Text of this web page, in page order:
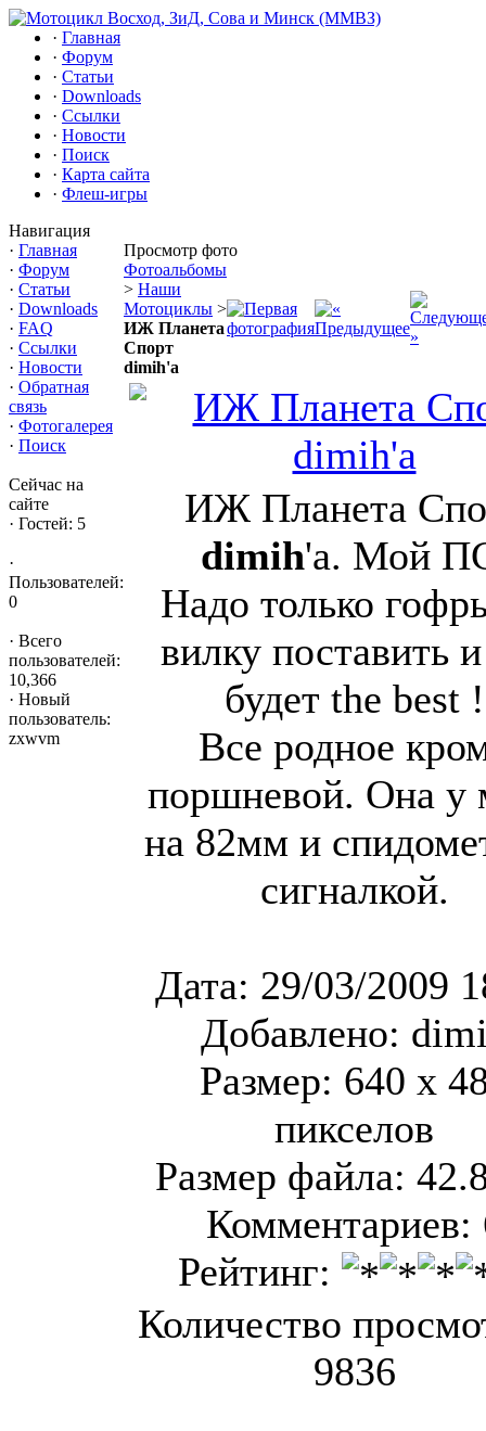
· Главная
· Форум
· Статьи
· Downloads
· Ссылки
· Новости
· Поиск
· Карта сайта
· Флеш-игры
Навигация
· Главная
· Форум
· Статьи
· Downloads
· FAQ
· Ссылки
· Новости
· Обратная
связь
· Фотогалерея
· Поиск
Сейчас на
сайте
· Гостей: 5
·
Пользователей:
0
· Всего
пользователей:
10,366
· Новый
пользователь:
zxwvm
Просмотр фото
Фотоальбомы
> Наши
Мотоциклы >
ИЖ Планета
Спорт
dimih'a
ИЖ Планета
dimih'a. Мой
Надо только
вилку поставить
будет the best !
Все родное
поршневой. Она у
на 82мм и
сигналкой.
Дата: 29/03/2009
Добавлено:
Размер: 640 x
пикселов
Размер файла:
Комментариев:
Рейтинг:
Количество
9836